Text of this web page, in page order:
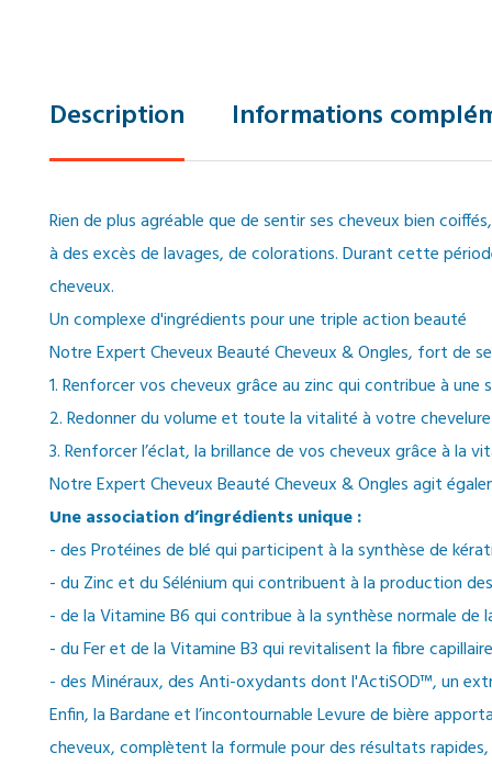
Description Informations
Rien de plus agréable que de sentir ses cheveux bien
à des excès de lavages, de colorations. Durant cette
cheveux.
Un complexe d'ingrédients pour une triple action beauté
Notre Expert Cheveux Beauté Cheveux & Ongles, fort de
1. Renforcer vos cheveux grâce au zinc qui contribue à
2. Redonner du volume et toute la vitalité à votre
3. Renforcer l’éclat, la brillance de vos cheveux grâce à la
Notre Expert Cheveux Beauté Cheveux & Ongles agit
Une association d’ingrédients unique :
- des Protéines de blé qui participent à la synthèse de
- du Zinc et du Sélénium qui contribuent à la production
- de la Vitamine B6 qui contribue à la synthèse normale
- du Fer et de la Vitamine B3 qui revitalisent la fibre
- des Minéraux, des Anti-oxydants dont l'ActiSOD™, un
Enfin, la Bardane et l’incontournable Levure de bière
cheveux, complètent la formule pour des résultats